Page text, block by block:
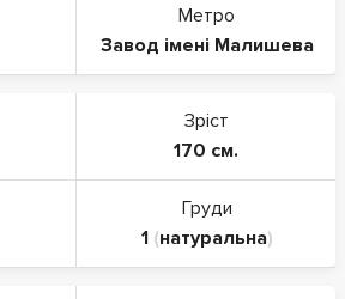
Метро
Завод імені Малишева
Зріст
170 см.
Груди
1(натуральна)